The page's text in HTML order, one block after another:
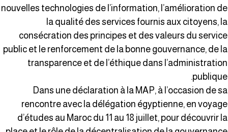
nouvelles technologies de l’information, l’amélioration
la qualité des services fournis aux citoyens,
consécration des principes et des valeurs du
public et le renforcement de la bonne gouvernance, de
transparence et de l’éthique dans
Dans une déclaration à la MAP, à l’occasion de
rencontre avec la délégation égyptienne, en
d’études au Maroc du 11 au 18 juillet, pour découvrir